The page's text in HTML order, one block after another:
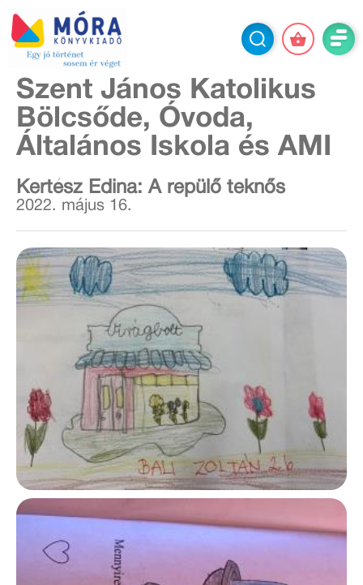
Szent János Katolikus
Bölcsőde, Óvoda,
Általános Iskola és AMI
Kertész Edina: A repülő teknős
2022. május 16.